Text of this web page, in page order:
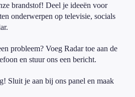
brandstof! Deel je ideeën voor
onderwerpen op televisie, socials
probleem? Voeg Radar toe aan de
en stuur ons een bericht.
Sluit je aan bij ons panel en maak